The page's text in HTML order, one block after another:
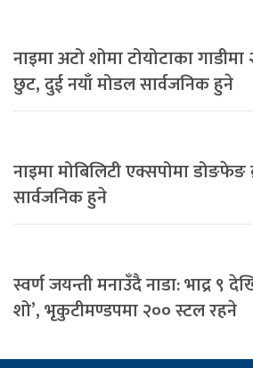
नाइमा अटो शोमा टोयोटाका
छुट, दुई नयाँ मोडल सार्वजनिक हुने
नाइमा मोबिलिटी एक्सपोमा डोङफेङ
सार्वजनिक हुने
स्वर्ण जयन्ती मनाउँदै नाडा: भाद्र ९
शो’, भृकुटीमण्डपमा २०० स्टल रहने